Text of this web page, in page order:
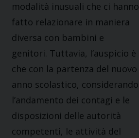
modalità inusuali che ci hanno
fatto relazionare in maniera
diversa con bambini e
genitori. Tuttavia, l’auspicio è
che con la partenza del nuovo
anno scolastico, considerando
l’andamento dei contagi e le
disposizioni delle autorità
competenti, le attività del